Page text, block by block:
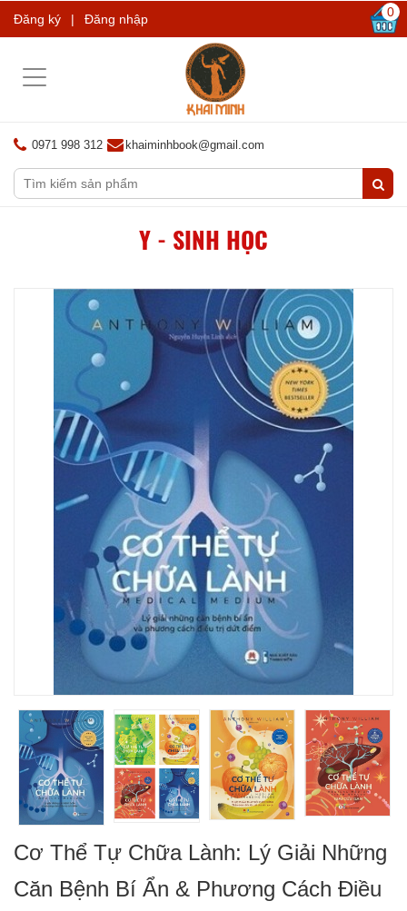
Đăng ký | Đăng nhập 0
Toggle
0971 998 312 khaiminhbook@gmail.com
Y - SINH HỌC
Cơ Thể Tự Chữa Lành: Lý Giải Những
Căn Bệnh Bí Ẩn & Phương Cách Điều